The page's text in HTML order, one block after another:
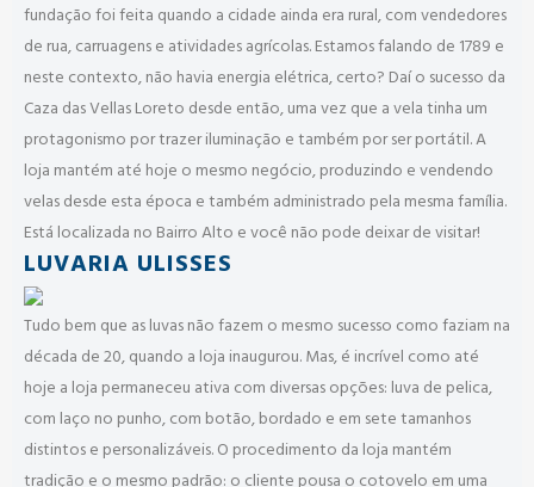
fundação foi feita quando a cidade ainda era rural, com vendedores
de rua, carruagens e atividades agrícolas. Estamos falando de 1789 e
neste contexto, não havia energia elétrica, certo? Daí o sucesso da
Caza das Vellas Loreto desde então, uma vez que a vela tinha um
protagonismo por trazer iluminação e também por ser portátil. A
loja mantém até hoje o mesmo negócio, produzindo e vendendo
velas desde esta época e também administrado pela mesma família.
Está localizada no Bairro Alto e você não pode deixar de visitar!
LUVARIA ULISSES
Tudo bem que as luvas não fazem o mesmo sucesso como faziam na
década de 20, quando a loja inaugurou. Mas, é incrível como até
hoje a loja permaneceu ativa com diversas opções: luva de pelica,
com laço no punho, com botão, bordado e em sete tamanhos
distintos e personalizáveis. O procedimento da loja mantém
tradição e o mesmo padrão: o cliente pousa o cotovelo em uma